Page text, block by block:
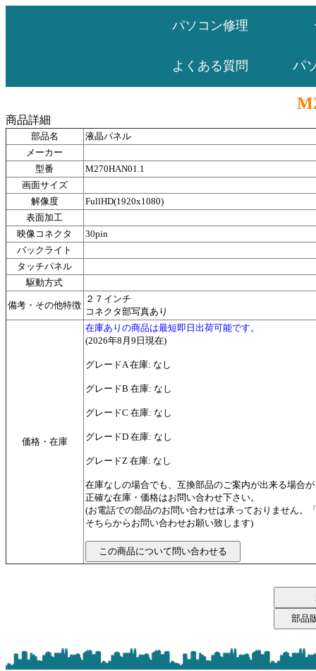
パソコン修理
よくある質問 パ
商品詳細
部品名
液晶パネル
メーカー
型番
M270HAN01.1
画面サイズ
解像度
FullHD(1920x1080)
表面加工
映像コネクタ
30pin
バックライト
タッチパネル
駆動方式
備考・その他特徴
２７インチ
コネクタ部写真あり
価格・在庫
在庫ありの商品は最短即日出荷可能です。
(2026年8月9日現在)
グレードA 在庫: なし
グレードB 在庫: なし
グレードC 在庫: なし
グレードD 在庫: なし
グレードZ 在庫: なし
在庫なしの場合でも、互換部品のご案内が出来る場合
正確な在庫・価格はお問い合わせ下さい。
(お電話での部品のお問い合わせは承っておりません。
そちらからお問い合わせお願い致します)